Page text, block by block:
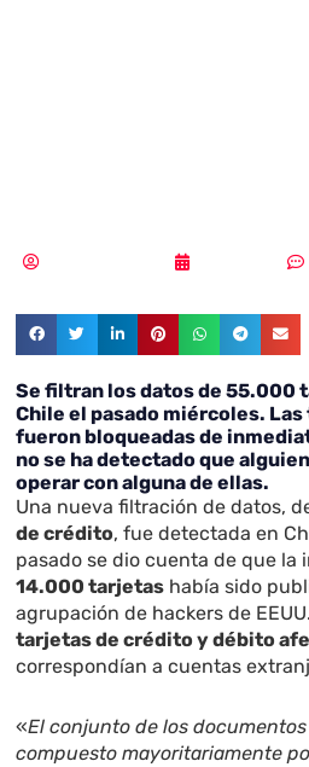
Se filtran los datos de 55.000
Chile el pasado miércoles.
fueron bloqueadas de
no se ha detectado que
operar con alguna de ellas.
Una nueva filtración de datos,
de crédito, fue detectada en
pasado se dio cuenta de que la
14.000 tarjetas había sido
agrupación de hackers de
tarjetas de crédito y débito
correspondían a cuentas
«El conjunto de los
compuesto mayoritariamente